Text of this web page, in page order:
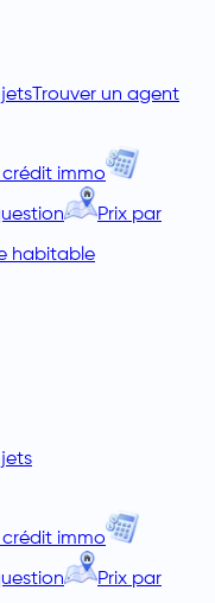
Trouver un agent
immo
Prix par
habitable
immo
Prix par